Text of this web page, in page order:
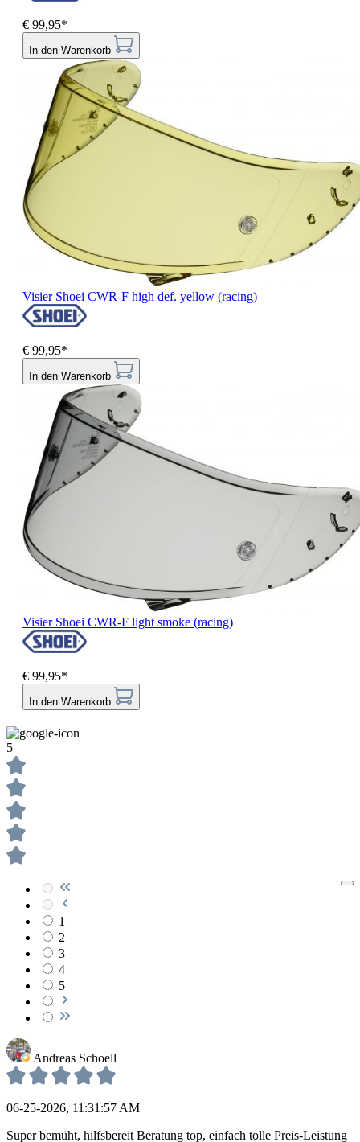
€ 99,95*
In den Warenkorb
Visier Shoei CWR-F high def. yellow (racing)
€ 99,95*
In den Warenkorb
Visier Shoei CWR-F light smoke (racing)
€ 99,95*
In den Warenkorb
5
1
2
3
4
5
Andreas Schoell
06-25-2026, 11:31:57 AM
Super bemüht, hilfsbereit Beratung top, einfach tolle Preis-Leistung